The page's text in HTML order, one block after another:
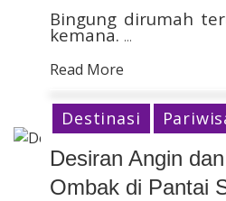
Bingung dirumah
kemana. …
Read More
Desiran Angin
Ombak di Pantai
Destinasi